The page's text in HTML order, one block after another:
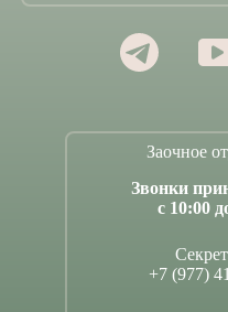
Заочное
Звонки
с 10:00
+7 (977)